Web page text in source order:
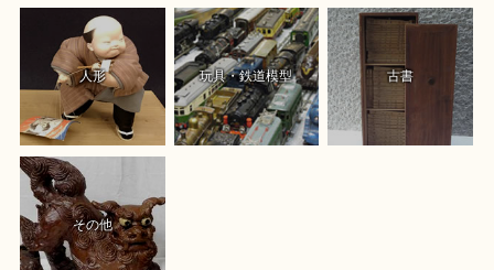
人形 玩具・鉄道模型 古書
その他